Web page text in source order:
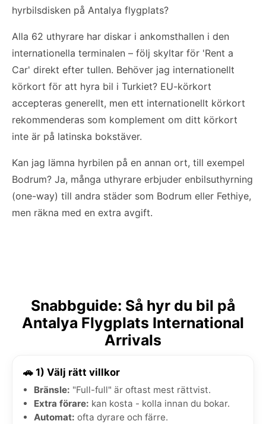
hyrbilsdisken på Antalya flygplats?
Alla 62 uthyrare har diskar i ankomsthallen i den
internationella terminalen – följ skyltar för 'Rent a
Car' direkt efter tullen. Behöver jag internationellt
körkort för att hyra bil i Turkiet? EU-körkort
accepteras generellt, men ett internationellt körkort
rekommenderas som komplement om ditt körkort
inte är på latinska bokstäver.
Kan jag lämna hyrbilen på en annan ort, till exempel
Bodrum? Ja, många uthyrare erbjuder enbilsuthyrning
(one-way) till andra städer som Bodrum eller Fethiye,
men räkna med en extra avgift.
Snabbguide: Så hyr du bil på
Antalya Flygplats International
Arrivals
🚗 1) Välj rätt villkor
Bränsle: "Full-full" är oftast mest rättvist.
Extra förare: kan kosta - kolla innan du bokar.
Automat: ofta dyrare och färre.